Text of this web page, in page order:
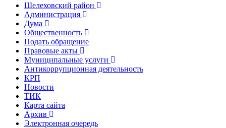
Шелеховский район
Администрация
Дума
Общественность
Подать обращение
Правовые акты
Муниципальные услуги
Антикоррупционная деятельность
КРП
Новости
ТИК
Карта сайта
Архив
Электронная очередь